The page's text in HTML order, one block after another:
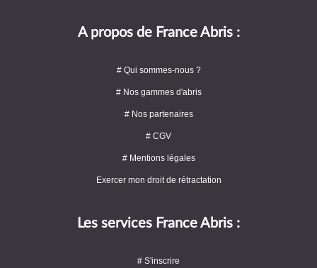
A propos de France Abris :
# Qui sommes-nous ?
# Nos gammes d'abris
# Nos partenaires
# CGV
# Mentions légales
Exercer mon droit de rétractation
Les services France Abris :
# S'inscrire